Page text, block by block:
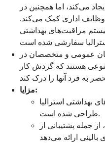
می‌کند، اما همچنین در
اداری کمک می‌کند.
مراقبت‌های بهداشتی
عمومی و متخصصان در
هستند که گردش کار
مزایا:
بهداشتی استرالیا
طراحی شده است.
جمله پشتیبانی از